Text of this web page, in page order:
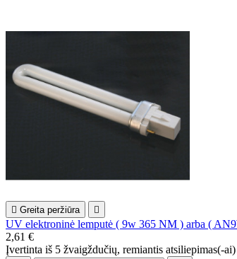
 Greita peržiūra 
UV elektroninė lemputė ( 9w 365 NM ) arba (
2,61 €
Įvertinta iš 5 žvaigždučių, remiantis atsiliepimas(-ai)